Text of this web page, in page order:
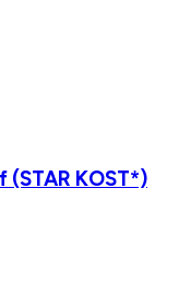
(STAR KOST*)